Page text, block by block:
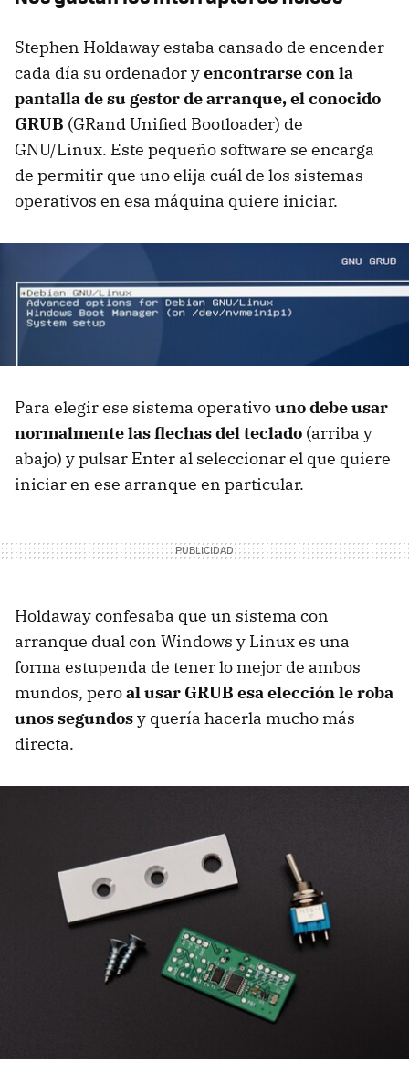
Stephen Holdaway estaba cansado de encender
cada día su ordenador yencontrarse con la
pantalla de su gestor de arranque, el conocido
GRUB (GRand Unified Bootloader) de
GNU/Linux. Este pequeño software se encarga
de permitir que uno elija cuál de los sistemas
operativos en esa máquina quiere iniciar.
Para elegir ese sistema operativouno debe usar
normalmente las flechas del teclado (arriba y
abajo) y pulsar Enter al seleccionar el que quiere
iniciar en ese arranque en particular.
Holdaway confesaba que un sistema con
arranque dual con Windows y Linux es una
forma estupenda de tener lo mejor de ambos
mundos, peroal usar GRUB esa elección le roba
unos segundosy quería hacerla mucho más
directa.